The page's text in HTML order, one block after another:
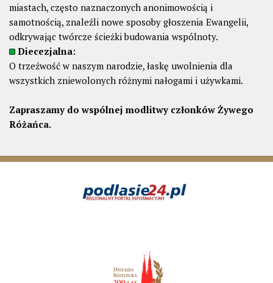
miastach, często naznaczonych anonimowością i
samotnością, znaleźli nowe sposoby głoszenia Ewangelii,
odkrywając twórcze ścieżki budowania wspólnoty.
Diecezjalna:
O trzeźwość w naszym narodzie, łaskę uwolnienia dla
wszystkich zniewolonych różnymi nałogami i używkami.
Zapraszamy do wspólnej modlitwy członków Żywego
Różańca.